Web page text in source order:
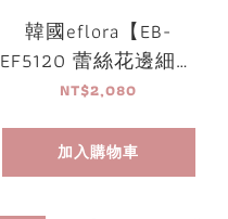
韓國eflora【EB-
EF5120 蕾絲花邊細肩
帶舞衣】可放胸墊
NT$2,080
加入購物車